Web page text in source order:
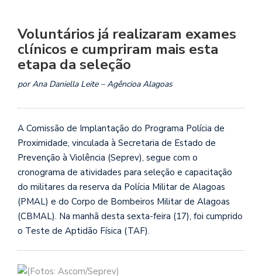
Voluntários já realizaram exames
clínicos e cumpriram mais esta
etapa da seleção
por Ana Daniella Leite – Agêncioa Alagoas
A Comissão de Implantação do Programa Polícia de
Proximidade, vinculada à Secretaria de Estado de
Prevenção à Violência (Seprev), segue com o
cronograma de atividades para seleção e capacitação
do militares da reserva da Polícia Militar de Alagoas
(PMAL) e do Corpo de Bombeiros Militar de Alagoas
(CBMAL). Na manhã desta sexta-feira (17), foi cumprido
o Teste de Aptidão Física (TAF).